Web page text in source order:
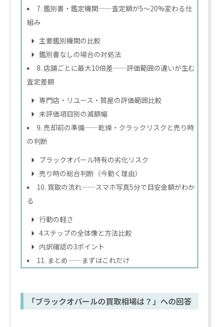
7. 鑑別書・鑑定機関——査定額が5〜20%変わる仕
組み
主要鑑別機関の比較
鑑別書なしの場合の対処法
8. 店舗ごとに最大10倍差——評価範囲の違いが生む
査定差額
専門店・リユース・質屋の評価範囲比較
未評価項目別の減額幅
9. 売却前の準備——乾燥・クラックリスクと売り時
の判断
ブラックオパール特有の劣化リスク
売り時の総合判断（今動く理由）
10. 買取の流れ——スマホ写真5分で目安金額がわか
る
行動の軽さ
4ステップの全体像と方法比較
内訳確認の3ポイント
11. まとめ——まずはこれだけ
「ブラックオパールの買取相場は？」への回答